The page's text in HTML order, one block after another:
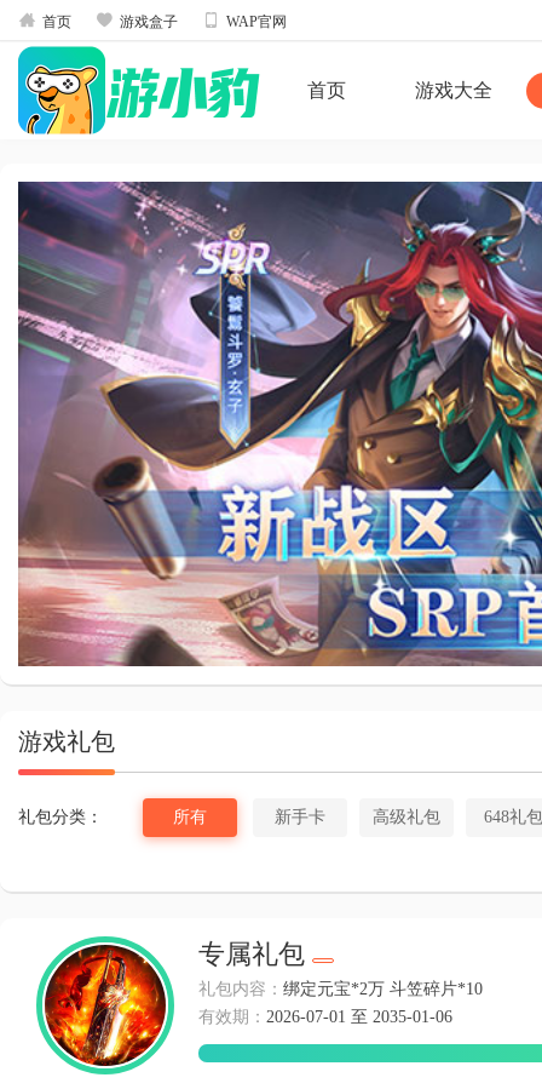
 首页  游戏盒子  WAP官网
首页 游戏大全
游戏礼包
礼包分类： 所有 新手卡 高级礼包 648礼包
专属礼包
礼包内容： 绑定元宝*2万 斗笠碎片*10
有效期： 2026-07-01 至 2035-01-06